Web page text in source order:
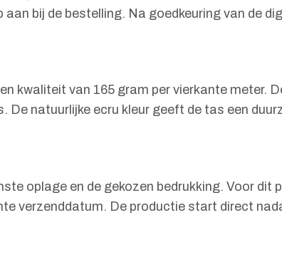
bij de bestelling. Na goedkeuring van de
kwaliteit van 165 gram per vierkante meter.
De natuurlijke ecru kleur geeft de tas een
oplage en de gekozen bedrukking. Voor
verzenddatum. De productie start direct